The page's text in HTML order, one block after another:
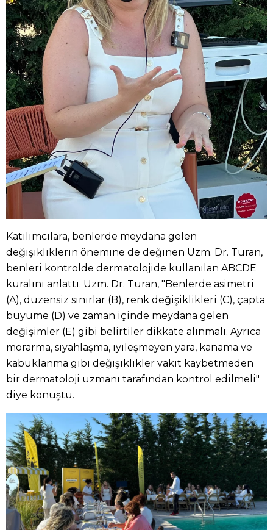
Katılımcılara, benlerde meydana gelen
değişikliklerin önemine de değinen Uzm. Dr. Turan,
benleri kontrolde dermatolojide kullanılan ABCDE
kuralını anlattı. Uzm. Dr. Turan, "Benlerde asimetri
(A), düzensiz sınırlar (B), renk değişiklikleri (C), çapta
büyüme (D) ve zaman içinde meydana gelen
değişimler (E) gibi belirtiler dikkate alınmalı. Ayrıca
morarma, siyahlaşma, iyileşmeyen yara, kanama ve
kabuklanma gibi değişiklikler vakit kaybetmeden
bir dermatoloji uzmanı tarafından kontrol edilmeli"
diye konuştu.